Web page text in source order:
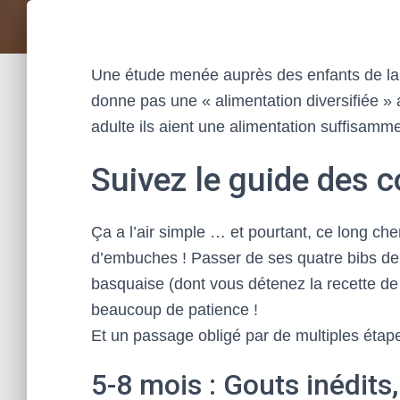
Une étude menée auprès des enfants de
donne pas une « alimentation diversifiée »
adulte ils aient une alimentation
Suivez le guide des
Ça a l’air simple … et pourtant, ce long
d’embuches ! Passer de ses quatre bibs
basquaise (dont vous détenez la recette
beaucoup de patience !
Et un passage obligé par de multiples
5-8 mois : Gouts